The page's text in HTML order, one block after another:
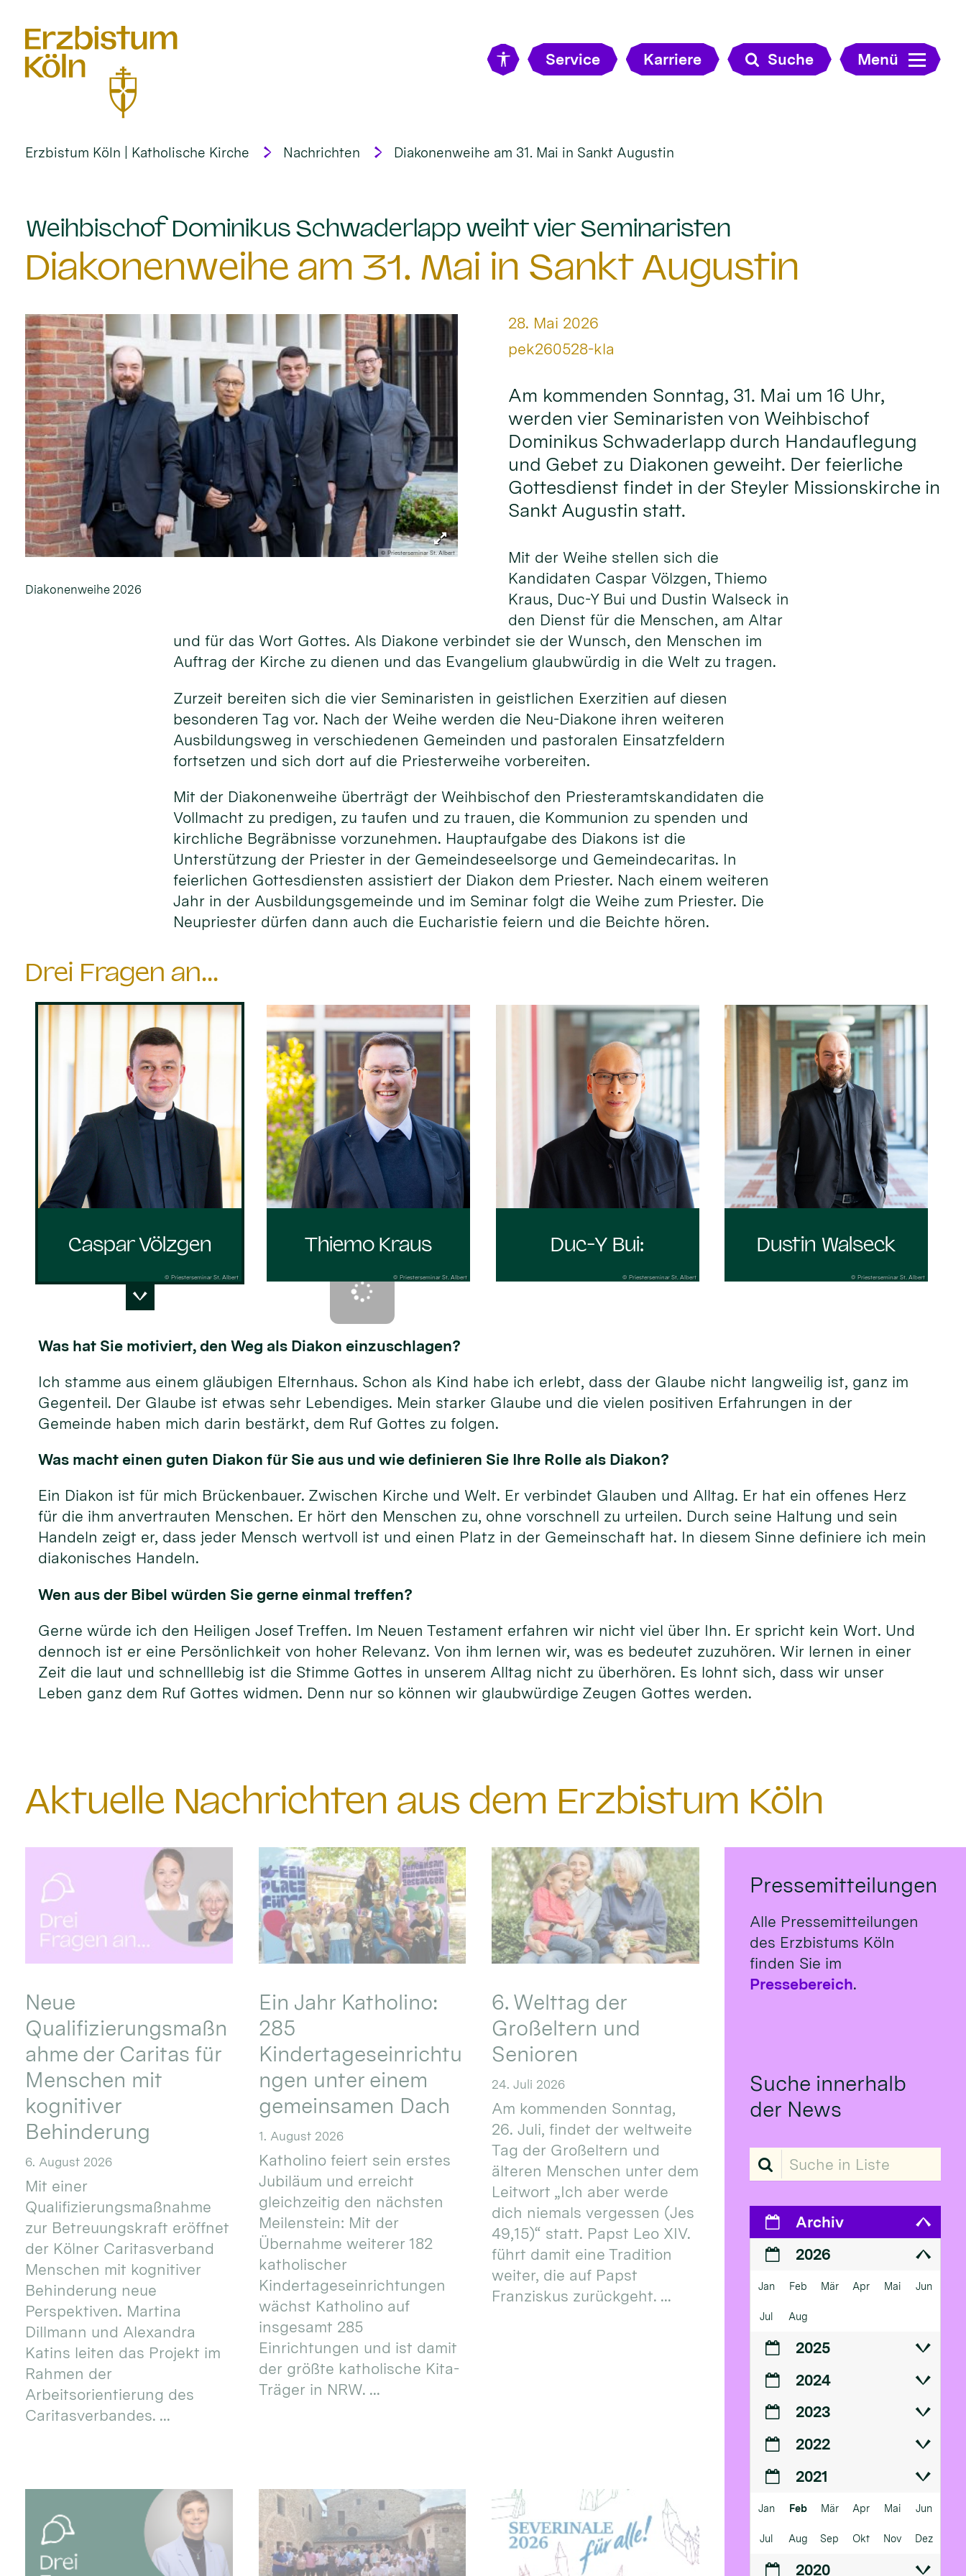
Service Karriere Suche Menü
Erzbistum Köln | Katholische Kirche Nachrichten Diakonenweihe am 31. Mai in Sankt Augustin
Weihbischof Dominikus Schwaderlapp weiht vier Seminaristen
Diakonenweihe am 31. Mai in Sankt Augustin
© Priesterseminar St. Albert
Diakonenweihe 2026
Datum:
28. Mai 2026
Von:
pek260528-kla
Am kommenden Sonntag, 31. Mai um 16 Uhr,
werden vier Seminaristen von Weihbischof
Dominikus Schwaderlapp durch Handauflegung
und Gebet zu Diakonen geweiht. Der feierliche
Gottesdienst findet in der Steyler Missionskirche in
Sankt Augustin statt.
Mit der Weihe stellen sich die
Kandidaten Caspar Völzgen, Thiemo
Kraus, Duc-Y Bui und Dustin Walseck in
den Dienst für die Men­schen, am Altar
und für das Wort Gottes. Als Diakone verbindet sie der Wunsch, den Menschen im
Auftrag der Kirche zu dienen und das Evangelium glaubwürdig in die Welt zu tragen.
Zurzeit bereiten sich die vier Seminaristen in geistlichen Exerzitien auf diesen
besonderen Tag vor. Nach der Weihe werden die Neu-Diakone ihren weiteren
Ausbildungsweg in verschiedenen Gemeinden und pastoralen Einsatzfeldern
fortsetzen und sich dort auf die Priesterweihe vorbereiten.
Mit der Diakonenweihe überträgt der Weihbischof den Priesteramtskandidaten die
Vollmacht zu predigen, zu taufen und zu trauen, die Kommunion zu spenden und
kirchliche Begräbnisse vorzunehmen. Hauptaufgabe des Diakons ist die
Unterstützung der Priester in der Gemeindeseelsorge und Gemeindecaritas. In
feierlichen Gottesdiensten assistiert der Diakon dem Priester. Nach einem weiteren
Jahr in der Ausbildungsgemeinde und im Seminar folgt die Weihe zum Priester. Die
Neupriester dürfen dann auch die Eucharistie feiern und die Beichte hören.
Drei Fragen an...
Caspar Völzgen
© Priesterseminar St. Albert
Was hat Sie motiviert, den Weg als Diakon einzuschlagen?
Ich stamme aus einem gläubigen Elternhaus. Schon als Kind habe ich erlebt, dass der Glaube nicht langweilig ist, ganz im
Gegenteil. Der Glaube ist etwas sehr Lebendiges. Mein starker Glaube und die vielen positiven Erfahrungen in der
Gemeinde haben mich darin bestärkt, dem Ruf Gottes zu folgen.
Was macht einen guten Diakon für Sie aus und wie definieren Sie Ihre Rolle als Diakon?
Ein Diakon ist für mich Brückenbauer. Zwischen Kirche und Welt. Er verbindet Glauben und Alltag. Er hat ein offenes Herz
für die ihm anvertrauten Menschen. Er hört den Menschen zu, ohne vorschnell zu urteilen. Durch seine Haltung und sein
Handeln zeigt er, dass jeder Mensch wertvoll ist und einen Platz in der Gemeinschaft hat. In diesem Sinne definiere ich mein
diakonisches Handeln.
Wen aus der Bibel würden Sie gerne einmal treffen?
Gerne würde ich den Heiligen Josef Treffen. Im Neuen Testament erfahren wir nicht viel über Ihn. Er spricht kein Wort. Und
dennoch ist er eine Persönlichkeit von hoher Relevanz. Von ihm lernen wir, was es bedeutet zuzuhören. Wir lernen in einer
Zeit die laut und schnelllebig ist die Stimme Gottes in unserem Alltag nicht zu überhören. Es lohnt sich, dass wir unser
Leben ganz dem Ruf Gottes widmen. Denn nur so können wir glaubwürdige Zeugen Gottes werden.
Thiemo Kraus
© Priesterseminar St. Albert
Duc-Y Bui:
© Priesterseminar St. Albert
Dustin Walseck
© Priesterseminar St. Albert
Aktuelle Nachrichten aus dem Erzbistum Köln
Neue
Qualifizierungsmaßn
ahme der Caritas für
Menschen mit
kognitiver
Behinderung
6. August 2026
Mit einer
Qualifizierungsmaßnahme
zur Betreuungskraft eröffnet
der Kölner Caritasverband
Menschen mit kognitiver
Behinderung neue
Perspektiven. Martina
Dillmann und Alexandra
Katins leiten das Projekt im
Rahmen der
Arbeitsorientierung des
Caritasverbandes. ...
Ein Jahr Katholino:
285
Kindertageseinrichtu
ngen unter einem
gemeinsamen Dach
1. August 2026
Katholino feiert sein erstes
Jubiläum und erreicht
gleichzeitig den nächsten
Meilenstein: Mit der
Übernahme weiterer 182
katholischer
Kindertageseinrichtungen
wächst Katholino auf
insgesamt 285
Einrichtungen und ist damit
der größte katholische Kita-
Träger in NRW. ...
6. Welttag der
Großeltern und
Senioren
24. Juli 2026
Am kommenden Sonntag,
26. Juli, findet der weltweite
Tag der Großeltern und
älteren Menschen unter dem
Leitwort „Ich aber werde
dich niemals vergessen (Jes
49,15)“ statt. Papst Leo XIV.
führt damit eine Tradition
weiter, die auf Papst
Franziskus zurückgeht. ...
Pressemitteilungen
Alle Pressemitteilungen
des Erzbistums Köln
finden Sie im
Pressebereich.
Suche innerhalb
der News
Suche in Liste
Archiv
2026
Jan Feb Mär Apr Mai Jun
Jul Aug
2025
2024
2023
2022
2021
Jan Feb Mär Apr Mai Jun
Jul Aug Sep Okt Nov Dez
2020